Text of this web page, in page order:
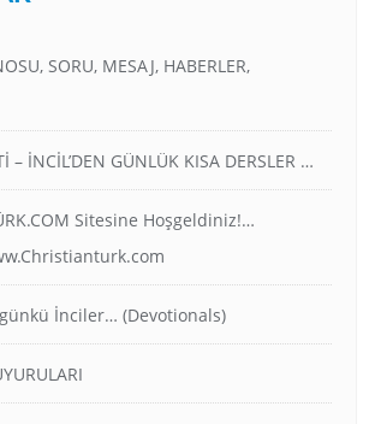
SORU, MESAJ, HABERLER,
– İNCİL’DEN GÜNLÜK KISA DERSLER …
Sitesine Hoşgeldiniz!…
İnciler… (Devotionals)